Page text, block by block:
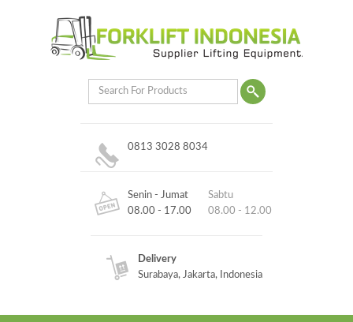
0813 3028 8034
Senin - Jumat
08.00 - 17.00
Sabtu
08.00 - 12.00
Delivery
Surabaya, Jakarta, Indonesia